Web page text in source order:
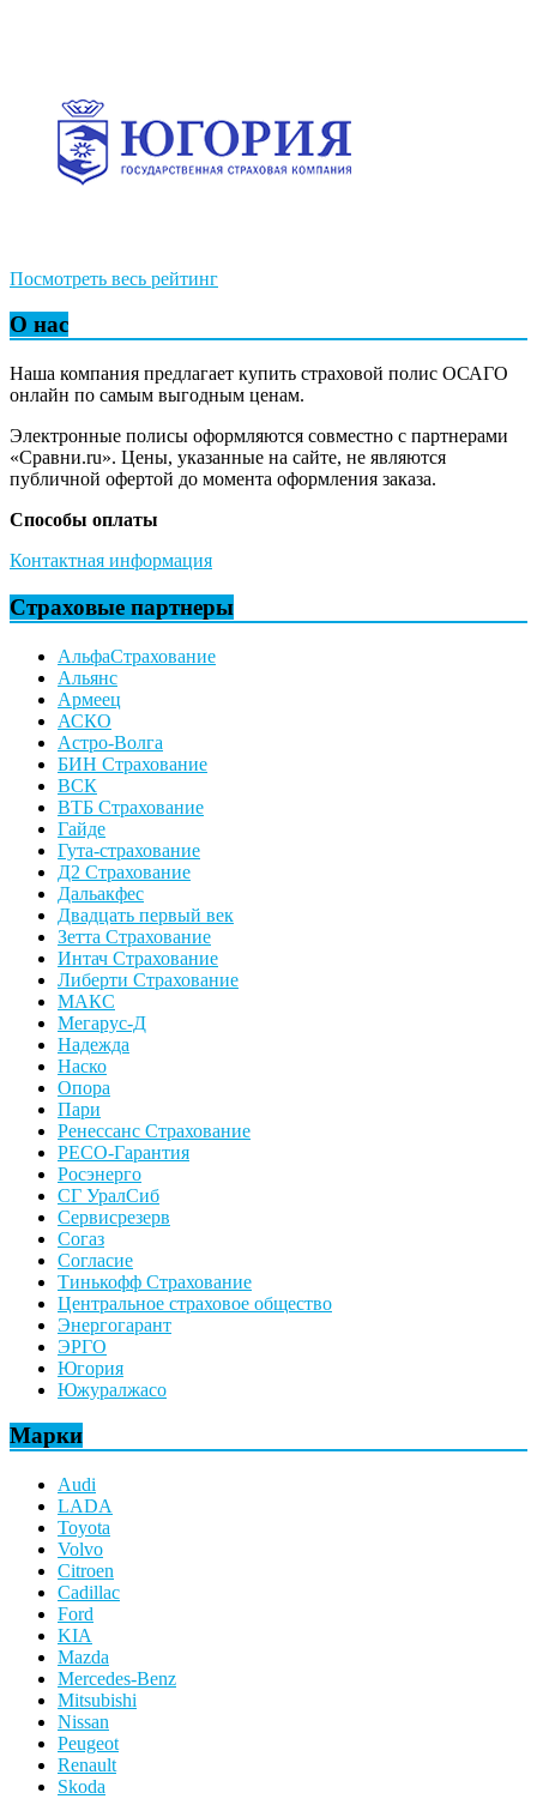
Посмотреть весь рейтинг
О нас
Наша компания предлагает купить страховой полис ОСАГО
онлайн по самым выгодным ценам.
Электронные полисы оформляются совместно с партнерами
«Сравни.ru». Цены, указанные на сайте, не являются
публичной офертой до момента оформления заказа.
Способы оплаты
Контактная информация
Страховые партнеры
АльфаСтрахование
Альянс
Армеец
АСКО
Астро-Волга
БИН Страхование
ВСК
ВТБ Страхование
Гайде
Гута-страхование
Д2 Страхование
Дальакфес
Двадцать первый век
Зетта Страхование
Интач Страхование
Либерти Страхование
МАКС
Мегарус-Д
Надежда
Наско
Опора
Пари
Ренессанс Страхование
РЕСО-Гарантия
Росэнерго
СГ УралСиб
Сервисрезерв
Согаз
Согласие
Тинькофф Страхование
Центральное страховое общество
Энергогарант
ЭРГО
Югория
Южуралжасо
Марки
Audi
LADA
Toyota
Volvo
Citroen
Cadillac
Ford
KIA
Mazda
Mercedes-Benz
Mitsubishi
Nissan
Peugeot
Renault
Skoda